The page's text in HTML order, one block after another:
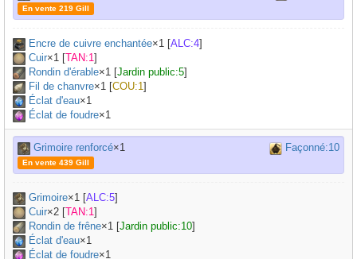
En vente 219 Gill
Encre de cuivre enchantée×1 [ALC:4]
Cuir×1 [TAN:1]
Rondin d'érable×1 [Jardin public:5]
Fil de chanvre×1 [COU:1]
Éclat d'eau×1
Éclat de foudre×1
Grimoire renforcé×1 Façonné:10
En vente 439 Gill
Grimoire×1 [ALC:5]
Cuir×2 [TAN:1]
Rondin de frêne×1 [Jardin public:10]
Éclat d'eau×1
Éclat de foudre×1